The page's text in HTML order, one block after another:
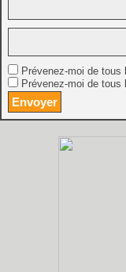
Prévenez-moi de
Prévenez-moi de